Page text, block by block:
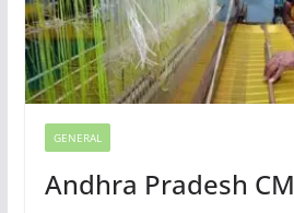
GENERAL
Andhra Pradesh CM